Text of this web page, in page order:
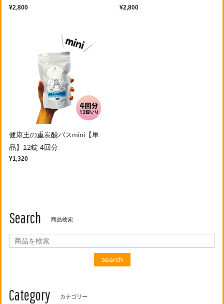
¥2,800 ¥2,800
健康王の重炭酸バスmini【単
品】12錠 4回分
¥1,320
Search 商品検索
search
Category カテゴリー